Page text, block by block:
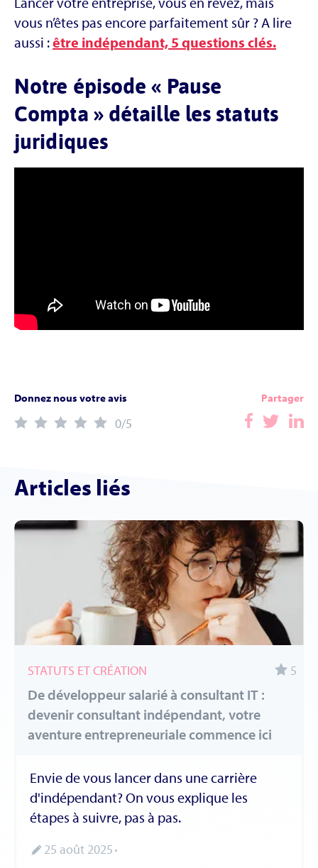
vous n’êtes pas encore parfaitement sûr ? A lire
aussi :être indépendant, 5 questions clés.
Notre épisode « Pause
Compta » détaille les statuts
juridiques
Donnez nous votre avis
0/5
Partager
Articles liés
STATUTS ET CRÉATION 5
De développeur salarié à consultant IT :
devenir consultant indépendant, votre
aventure entrepreneuriale commence ici
Envie de vous lancer dans une carrière
d'indépendant? On vous explique les
étapes à suivre, pas à pas.
25 août 2025